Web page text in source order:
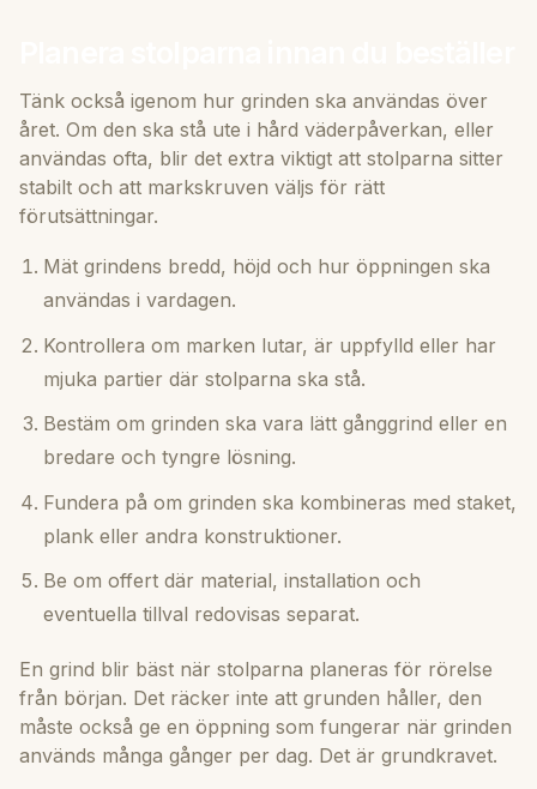
Tänk också igenom hur grinden ska användas över
året. Om den ska stå ute i hård väderpåverkan, eller
användas ofta, blir det extra viktigt att stolparna sitter
stabilt och att markskruven väljs för rätt
förutsättningar.
Mät grindens bredd, höjd och hur öppningen ska
användas i vardagen.
Kontrollera om marken lutar, är uppfylld eller har
mjuka partier där stolparna ska stå.
Bestäm om grinden ska vara lätt gånggrind eller en
bredare och tyngre lösning.
Fundera på om grinden ska kombineras med staket,
plank eller andra konstruktioner.
Be om offert där material, installation och
eventuella tillval redovisas separat.
En grind blir bäst när stolparna planeras för rörelse
från början. Det räcker inte att grunden håller, den
måste också ge en öppning som fungerar när grinden
används många gånger per dag. Det är grundkravet.